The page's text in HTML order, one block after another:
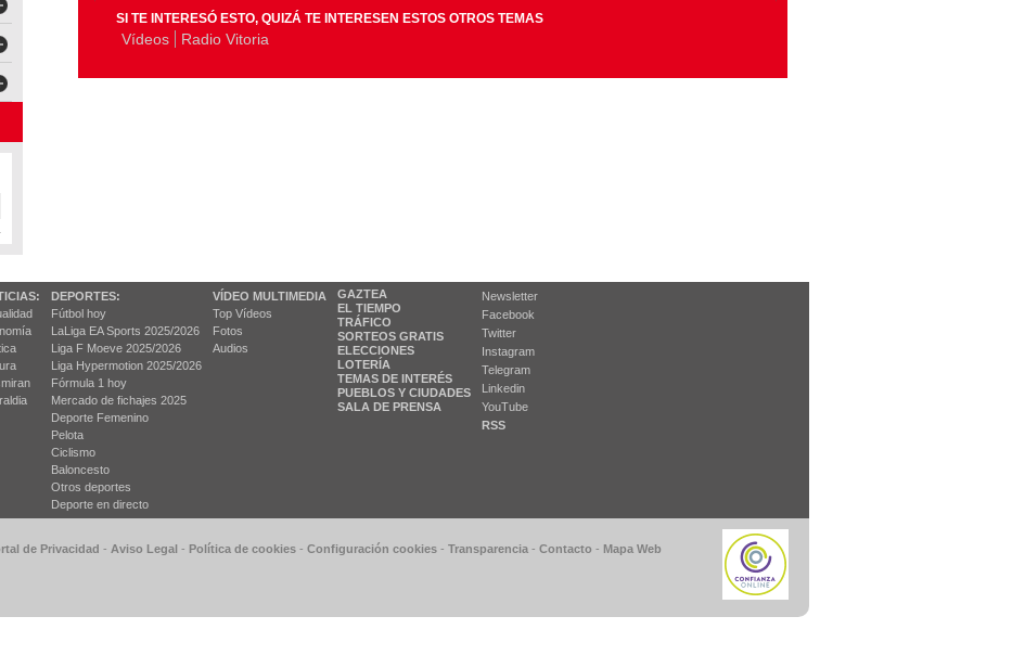
SI TE INTERESÓ ESTO, QUIZÁ TE INTERESEN ESTOS OTROS TEMAS
Vídeos Radio Vitoria
DEPORTES:
Fútbol hoy
LaLiga EA Sports 2025/2026
Liga F Moeve 2025/2026
Liga Hypermotion 2025/2026
Fórmula 1 hoy
Mercado de fichajes 2025
Deporte Femenino
Pelota
Ciclismo
Baloncesto
Otros deportes
Deporte en directo
VÍDEO MULTIMEDIA
Top Vídeos
Fotos
Audios
GAZTEA
EL TIEMPO
TRÁFICO
SORTEOS GRATIS
ELECCIONES
LOTERÍA
TEMAS DE INTERÉS
PUEBLOS Y CIUDADES
SALA DE PRENSA
Newsletter
Facebook
Twitter
Instagram
Telegram
Linkedin
YouTube
RSS
de Privacidad - Aviso Legal - Política de cookies - Configuración cookies - Transparencia - Contacto - Mapa Web